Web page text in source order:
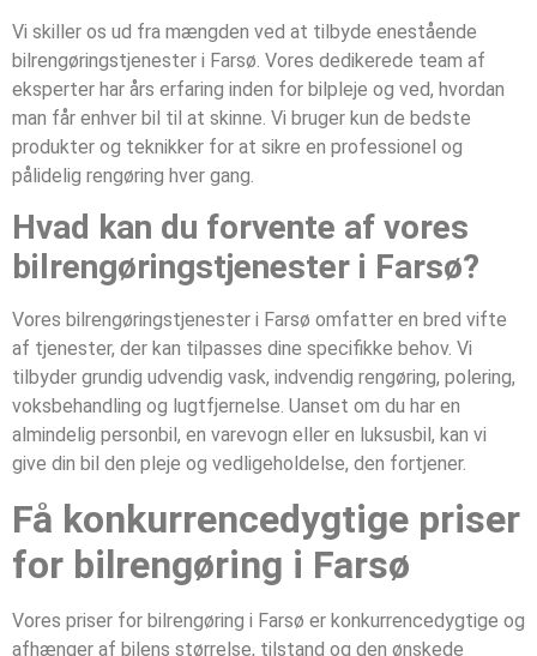
Vi skiller os ud fra mængden ved at tilbyde enestående
bilrengøringstjenester i Farsø. Vores dedikerede team af
eksperter har års erfaring inden for bilpleje og ved, hvordan
man får enhver bil til at skinne. Vi bruger kun de bedste
produkter og teknikker for at sikre en professionel og
pålidelig rengøring hver gang.
Hvad kan du forvente af vores
bilrengøringstjenester i Farsø?
Vores bilrengøringstjenester i Farsø omfatter en bred vifte
af tjenester, der kan tilpasses dine specifikke behov. Vi
tilbyder grundig udvendig vask, indvendig rengøring, polering,
voksbehandling og lugtfjernelse. Uanset om du har en
almindelig personbil, en varevogn eller en luksusbil, kan vi
give din bil den pleje og vedligeholdelse, den fortjener.
Få konkurrencedygtige priser
for bilrengøring i Farsø
Vores priser for bilrengøring i Farsø er konkurrencedygtige og
afhænger af bilens størrelse, tilstand og den ønskede